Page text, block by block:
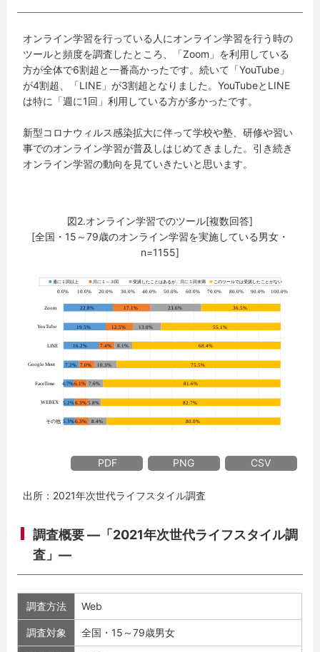
オンライン学習を行っている人にオンライン学習を行う時の
ツールと頻度を調査したところ、「Zoom」を利用している
方が全体で6割超と一番高かったです。続いて「YouTube」
が4割超、「LINE」が3割超となりました。YouTubeとLINE
は特に「週に1回」利用している方が多かったです。
新型コロナウィルス感染拡大に伴って学校や塾、研修や習い
事でのオンライン学習が普及しはじめてきました。引き続き
オンライン学習の動向を見ていきたいと思います。
図2.オンライン学習でのツール[複数回答]
[全国・15～79歳のオンライン学習を実施している男女・
n=1155]
PDF PNG CSV
出所：2021年次世代ライフスタイル調査
調査概要 ―「2021年次世代ライフスタイル調
査」―
調査方法 Web
調査対象 全国・15～79歳男女